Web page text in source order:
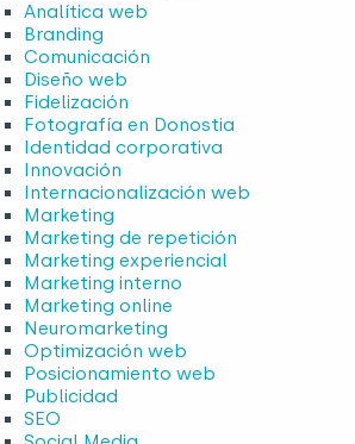
Analítica web
Branding
Comunicación
Diseño web
Fidelización
Fotografía en Donostia
Identidad corporativa
Innovación
Internacionalización web
Marketing
Marketing de repetición
Marketing experiencial
Marketing interno
Marketing online
Neuromarketing
Optimización web
Posicionamiento web
Publicidad
SEO